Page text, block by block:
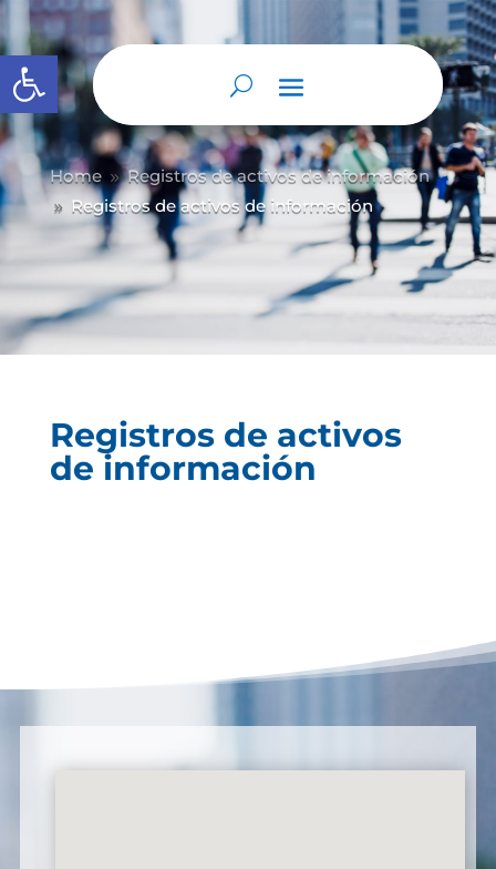
Abrir barra de herramientas
Home 9 Registros de activos de información
9 Registros de activos de información
Registros de activos
de información